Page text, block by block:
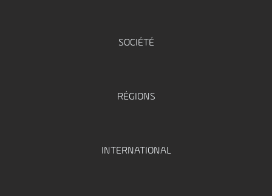
SOCIÉTÉ
RÉGIONS
INTERNATIONAL